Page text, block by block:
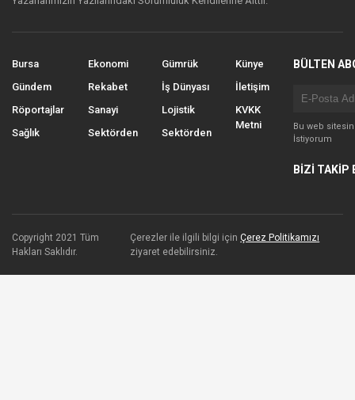
Bursa
Gündem
Röportajlar
Sağlık
Ekonomi
Rekabet
Sanayi
Sektörden
Gümrük
İş Dünyası
Lojistik
Sektörden
Künye
İletişim
KVKK
Metni
BÜLTEN
Bu web
İstiyorum
BİZİ TAKİP
Copyright 2021 Tüm
Hakları Saklıdır.
Çerezler ile ilgili bilgi içinÇerez Politikamızı
ziyaret edebilirsiniz.